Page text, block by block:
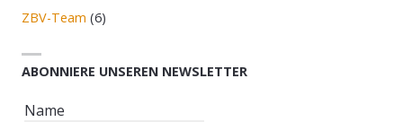
ZBV-Team (6)
ABONNIERE UNSEREN NEWSLETTER
Name